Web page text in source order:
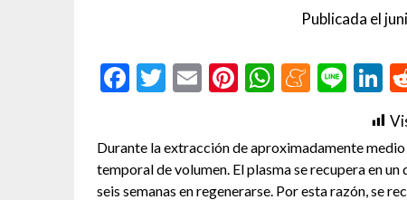
Publicada el
Facebook
Twitter
EmailPinterest
WhatsApp
Line
Durante la extracción de aproximadamente
temporal de volumen. El plasma se recupera en
seis semanas en regenerarse. Por esta razón, se